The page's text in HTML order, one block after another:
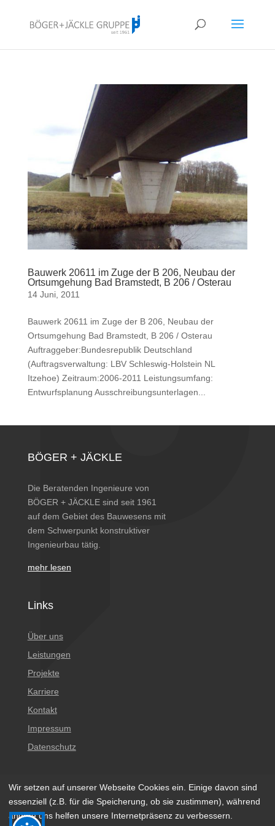
Bauwerk 20611 im Zuge der B 206, Neubau der
Ortsumgehung Bad Bramstedt, B 206 / Osterau
14 Juni, 2011
Bauwerk 20611 im Zuge der B 206, Neubau der
Ortsumgehung Bad Bramstedt, B 206 / Osterau
Auftraggeber:Bundesrepublik Deutschland
(Auftragsverwaltung: LBV Schleswig-Holstein NL
Itzehoe) Zeitraum:2006-2011 Leistungsumfang:
Entwurfsplanung Ausschreibungsunterlagen...
BÖGER + JÄCKLE
Die Beratenden Ingenieure von
BÖGER + JÄCKLE sind seit 1961
auf dem Gebiet des Bauwesens mit
dem Schwerpunkt konstruktiver
Ingenieurbau tätig.
mehr lesen
Links
Über uns
Leistungen
Projekte
Karriere
Kontakt
Impressum
Datenschutz
Wir setzen auf unserer Webseite Cookies ein. Einige davon sind
essenziell (z.B. für die Speicherung, ob sie zustimmen), während
andere uns helfen unsere Internetpräsenz zu verbessern.